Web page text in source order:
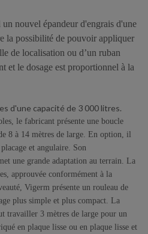
nouvel épandeur d'engrais d'une
la possibilité de pouvoir appliquer
de localisation ou d’un ruban
et le dosage est proportionnel à la
d'une capacité de 3 000 litres.
le fabricant présente une boucle
8 à 14 mètres de large. En option, il
et angulaire. Son
une grande adaptation au terrain. La
approuvée conformément à la
Vigerm présente un rouleau de
plus simple et plus compact. La
travailler 3 mètres de large pour un
en plaque lisse ou en plaque lisse et